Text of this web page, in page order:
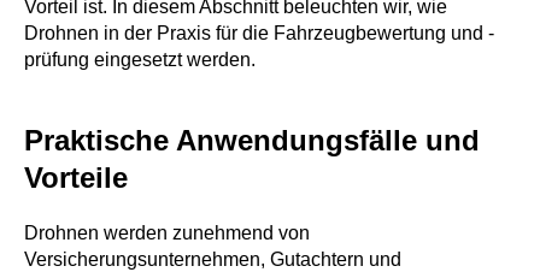
Vorteil ist. In diesem Abschnitt beleuchten wir, wie
Drohnen in der Praxis für die Fahrzeugbewertung und -
prüfung eingesetzt werden.
Praktische Anwendungsfälle und
Vorteile
Drohnen werden zunehmend von
Versicherungsunternehmen, Gutachtern und